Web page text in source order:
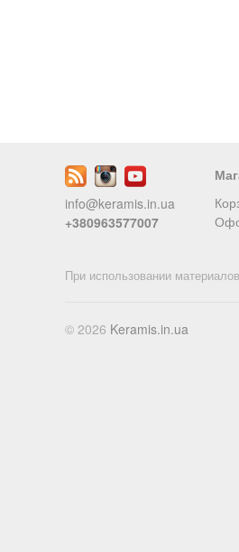
info@keramis.in.ua
+380963577007
При использовании
© 2026 Keramis.in.ua